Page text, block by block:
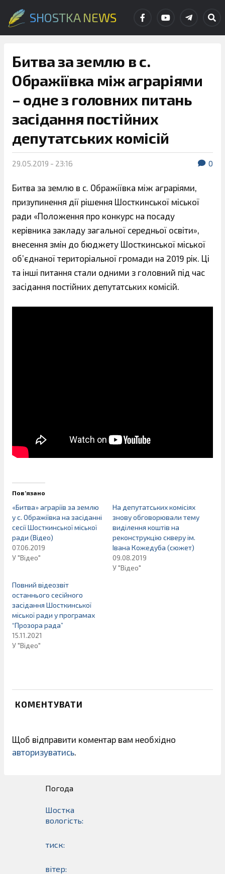
SHOSTKA NEWS
Битва за землю в с.
Ображіївка між аграріями
– одне з головних питань
засідання постійних
депутатських комісій
29.05.2019 - 23:16 0
Битва за землю в с. Ображіївка між аграріями,
призупинення дії рішення Шосткинської міської
ради «Положення про конкурс на посаду
керівника закладу загальної середньої освіти»,
внесення змін до бюджету Шосткинської міської
об’єднаної територіальної громади на 2019 рік. Ці
та інші питання стали одними з головний під час
засідання постійних депутатських комісій.
Пов’язано
«Битва» аграріїв за землю
у с. Ображіївка на засіданні
сесії Шосткинської міської
ради (Відео)
07.06.2019
У "Відео"
На депутатських комісіях
знову обговорювали тему
виділення коштів на
реконструкцію скверу ім.
Івана Кожедуба (сюжет)
09.08.2019
У "Відео"
Повний відеозвіт
останнього сесійного
засідання Шосткинської
міської ради у програмах
“Прозора рада”
15.11.2021
У "Відео"
КОМЕНТУВАТИ
Щоб відправити коментар вам необхідно
авторизуватись.
Погода
Шостка
вологість:
тиск:
вітер: